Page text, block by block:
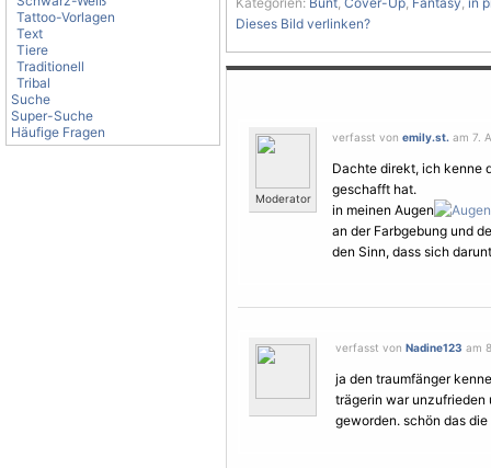
Tattoo-Vorlagen
Text
Tiere
Traditionell
Tribal
Suche
Super-Suche
Häufige Fragen
Dieses Bild verlinken?
Moderator
verfasst von emily.st. am 7.
Dachte direkt, ich kenne
geschafft hat.
in meinen Augen
an der Farbgebung und
den Sinn, dass sich
verfasst von Nadine123 am
ja den traumfänger
trägerin war unzufrieden
geworden. schön das